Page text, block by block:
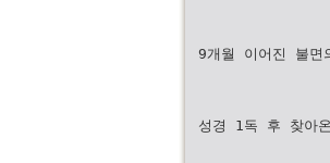
9개월 이어진 불면
성경 1독 후 찾아